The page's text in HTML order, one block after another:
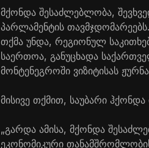
მქონდა შესაძლებლობა,
პარლამენტის
თქმა უნდა, რეგიონულ
საერთოა, განუცხადა
მონტენეგროში ვიზიტისას
მისივე თქმით, საუბარი
„გარდა ამისა, მქონდა
ეკონომიკური